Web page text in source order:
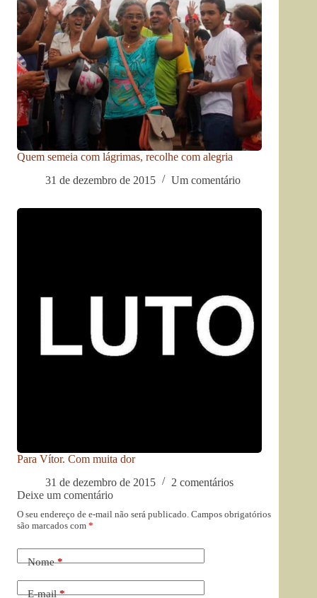
Quem semeia com lágrimas, recolhe com alegria
31 de dezembro de 2015
Um comentário
Para Vítor. Com muita dor
31 de dezembro de 2015
2 comentários
Deixe um comentário
O seu endereço de e-mail não será publicado. Campos obrigatórios
são marcados com *
Nome*
E-mail*